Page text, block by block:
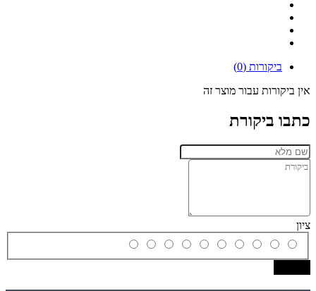
ביקורות (0)
אין ביקורות עבור מוצר זה
כתבו ביקורת
ציון